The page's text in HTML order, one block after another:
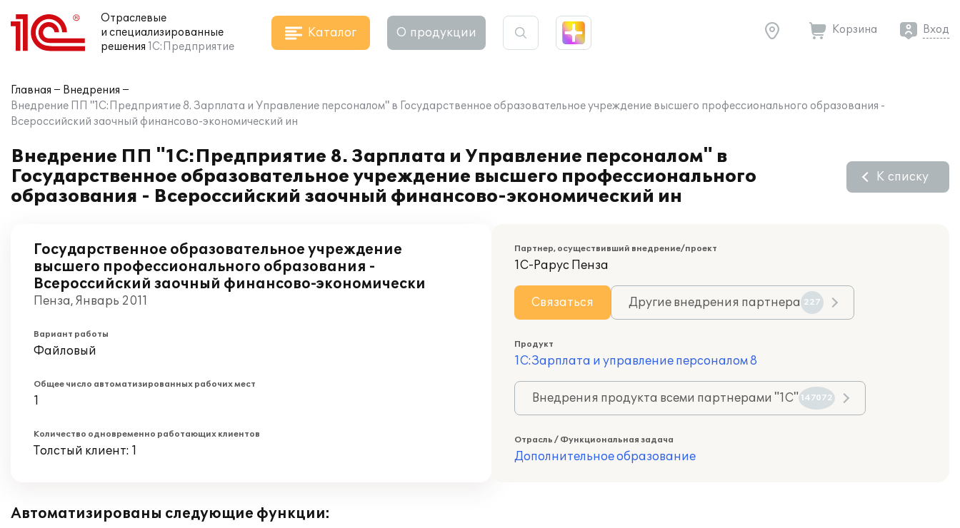
Отраслевые
и специализированные
решения 1С:Предприятие
Каталог О продукции Корзина Вход
Главная
Внедрения
Внедрение ПП "1С:Предприятие 8. Зарплата и Управление персоналом" в Государственное образовательное учреждение высшего профессионального образования -
Всероссийский заочный финансово-экономический ин
Внедрение ПП "1С:Предприятие 8. Зарплата и Управление персоналом" в
Государственное образовательное учреждение высшего профессионального
образования - Всероссийский заочный финансово-экономический ин
К списку
Государственное образовательное учреждение
высшего профессионального образования -
Всероссийский заочный финансово-экономически
Пенза, Январь 2011
Вариант работы
Файловый
Общее число автоматизированных рабочих мест
1
Количество одновременно работающих клиентов
Толстый клиент: 1
Партнер, осуществивший внедрение/проект
1С-Рарус Пенза
Связаться Другие внедрения партнера 227
Продукт
1С:Зарплата и управление персоналом 8
Внедрения продукта всеми партнерами "1С" 147072
Отрасль / Функциональная задача
Дополнительное образование
Автоматизированы следующие функции: